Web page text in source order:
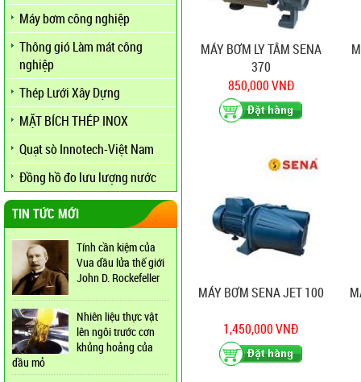
Máy bơm công nghiệp
Thông gió Làm mát công
nghiệp
Thép Lưới Xây Dựng
MẶT BÍCH THÉP INOX
Quạt sò Innotech-Việt Nam
Đồng hồ đo lưu lượng nước
TIN TỨC MỚI
Tính cần kiệm của
Vua dầu lửa thế giới
John D. Rockefeller
Nhiên liệu thực vật
lên ngôi trước cơn
khủng hoảng của
dầu mỏ
MÁY BƠM LY TÂM SENA
370
850,000 VNĐ
MÁY BƠM SENA JET 100
1,450,000 VNĐ